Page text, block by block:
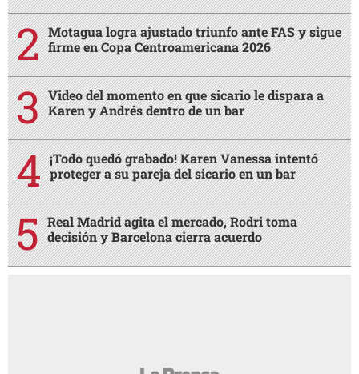
Motagua logra ajustado triunfo ante FAS y sigue
firme en Copa Centroamericana 2026
Video del momento en que sicario le dispara a
Karen y Andrés dentro de un bar
¡Todo quedó grabado! Karen Vanessa intentó
proteger a su pareja del sicario en un bar
Real Madrid agita el mercado, Rodri toma
decisión y Barcelona cierra acuerdo